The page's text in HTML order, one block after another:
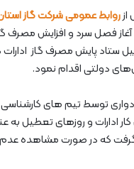
روابط عمومی شرکت گاز
آغاز فصل سرد و افزایش مصرف
ستاد پایش مصرف گاز ادارات
دولتی اقدام نمود.
ادارات و روزهای تعطیل
که در صورت مشاهده عدم